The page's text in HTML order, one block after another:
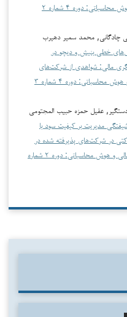
حسابداری، امور مالی و هوش محاسباتی: دوره ۴ شماره ۲
چادگانی, محمد سمير دهيرب
خطی بنیش و دیچو در
مالی: شواهدی از شرکت‌های
حسابداری، امور مالی و هوش محاسباتی: دوره ۴ شماره ۳
عقیل حمزه حبیب المجتومى
مدیریت بر کیفیت سود با
در شرکت‌های پذیرفته شده در
حسابداری، امور مالی و هوش محاسباتی: دوره ۲ شماره